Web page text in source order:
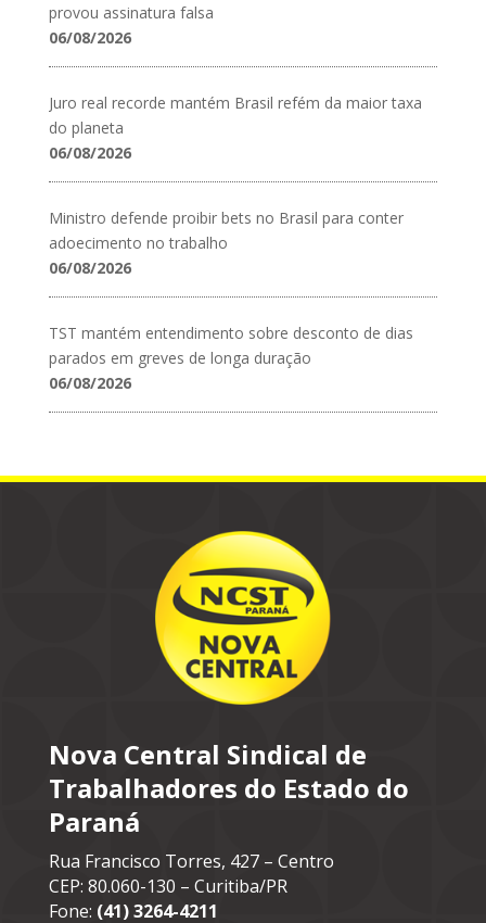
provou assinatura falsa
06/08/2026
Juro real recorde mantém Brasil refém da maior taxa
do planeta
06/08/2026
Ministro defende proibir bets no Brasil para conter
adoecimento no trabalho
06/08/2026
TST mantém entendimento sobre desconto de dias
parados em greves de longa duração
06/08/2026
Nova Central Sindical de
Trabalhadores do Estado do
Paraná
Rua Francisco Torres, 427 – Centro
CEP: 80.060-130 – Curitiba/PR
Fone: (41) 3264-4211